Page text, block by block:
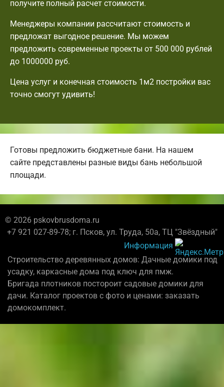
получите полный расчет стоимости.
Менеджеры компании рассчитают стоимость и
предложат выгодное решение. Мы можем
предложить современные проекты от 500 000 рублей
до 1000000 руб.
Цена услуг и конечная стоимость 1м2 постройки вас
точно смогут удивить!
Готовы предложить бюджетные бани. На нашем
сайте представлены разные виды бань небольшой
площади.
© 2026 pskovbrusdoma.ru
+7 921 027-89-78; г. Псков, ул. Труда, 50а, ТЦ "Звёздный"
Информация
Строительство деревянных домов: Дачные домики под
усадку, каркасные дома под ключ для пмж.
Бригада плотников постороит садовые домики для
дачи. Каталог проектов с фото и ценами: заказать
домокомплект.